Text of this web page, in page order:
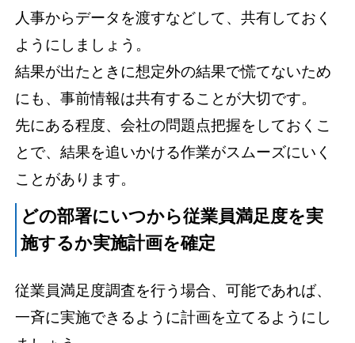
人事からデータを渡すなどして、共有しておく
ようにしましょう。
結果が出たときに想定外の結果で慌てないため
にも、事前情報は共有することが大切です。
先にある程度、会社の問題点把握をしておくこ
とで、結果を追いかける作業がスムーズにいく
ことがあります。
どの部署にいつから従業員満足度を実
施するか実施計画を確定
従業員満足度調査を行う場合、可能であれば、
一斉に実施できるように計画を立てるようにし